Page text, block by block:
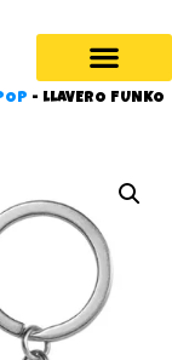
- LLAVERO FUNKO